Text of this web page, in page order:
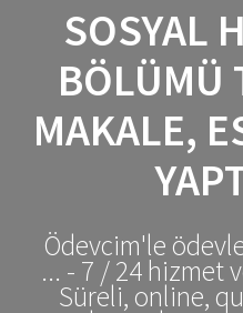
SOSYAL
BÖLÜMÜ
MAKALE,
Ödevcim'le
... - 7 / 24 hizmet
Süreli, online,